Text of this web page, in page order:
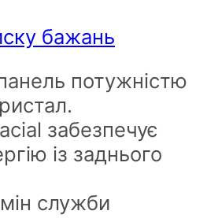
бажань
потужністю
забезпечує
із заднього
служби